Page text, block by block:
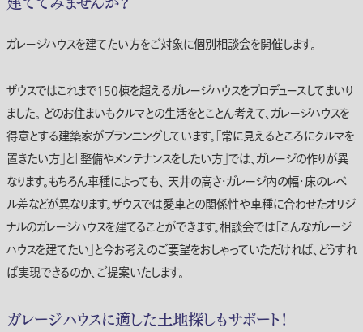
ガレージハウスを建てたい方をご対象に個別相談会を開催します。
ザウスではこれまで150棟を超えるガレージハウスをプロデュースしてまいり
ました。 どのお住まいもクルマとの生活をとことん考えて、ガレージハウスを
得意とする建築家がプランニングしています。「常に見えるところにクルマを
置きたい方」と「整備やメンテナンスをしたい方」では、ガレージの作りが異
なります。もちろん車種によっても、 天井の高さ・ガレージ内の幅・床のレベ
ル差などが異なります。ザウスでは愛車との関係性や車種に合わせたオリジ
ナルのガレージハウスを建てることができます。相談会では「こんなガレージ
ハウスを建てたい」と今お考えのご要望をおしゃっていただければ、どうすれ
ば実現できるのか、ご提案いたします。
ガレージハウスに適した土地探しもサポート！